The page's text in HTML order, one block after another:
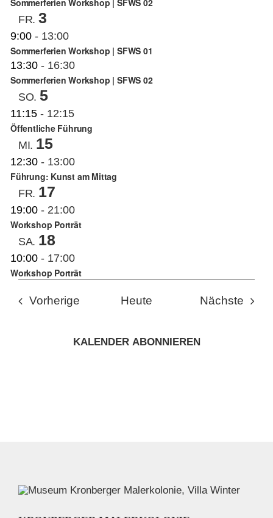
Sommerferien Workshop | SFWS 02
FR. 3
9:00 - 13:00
Sommerferien Workshop | SFWS 01
13:30 - 16:30
Sommerferien Workshop | SFWS 02
SO. 5
11:15 - 12:15
Öffentliche Führung
MI. 15
12:30 - 13:00
Führung: Kunst am Mittag
FR. 17
19:00 - 21:00
Workshop Porträt
SA. 18
10:00 - 17:00
Workshop Porträt
Vorherige Veranstaltungen
Heute Nächste
KALENDER ABONNIEREN